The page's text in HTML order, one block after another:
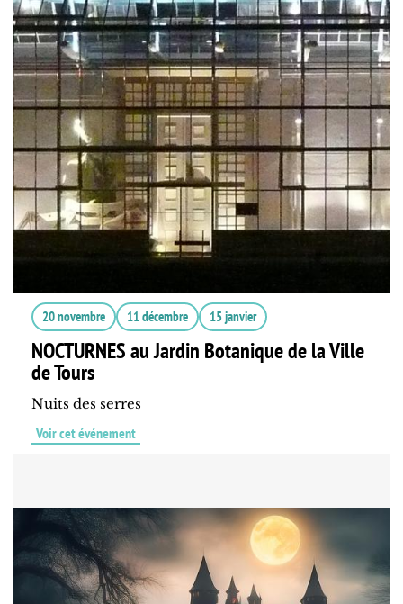
20 novembre 11 décembre 15 janvier
NOCTURNES au Jardin Botanique de la Ville
de Tours
Nuits des serres
Voir cet événement